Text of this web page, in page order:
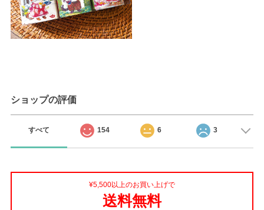
ショップの評価
すべて 154 6 3
¥5,500以上のお買い上げで
送料無料